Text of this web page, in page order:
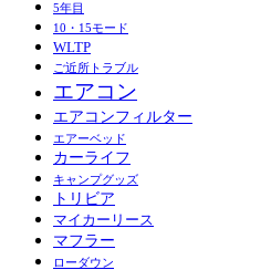
5年目
10・15モード
WLTP
ご近所トラブル
エアコン
エアコンフィルター
エアーベッド
カーライフ
キャンプグッズ
トリビア
マイカーリース
マフラー
ローダウン